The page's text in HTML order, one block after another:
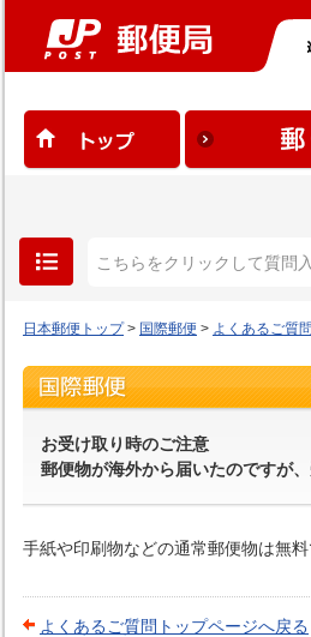
日本郵便トップ> 国際郵便 > よくあるご質問
お受け取り時のご注意
郵便物が海外から届いたのですが
手紙や印刷物などの通常郵便物は無料
よくあるご質問トップページへ戻る